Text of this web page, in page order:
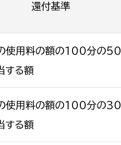
還付基準
使用料の額の100分の50
する額
使用料の額の100分の30
する額